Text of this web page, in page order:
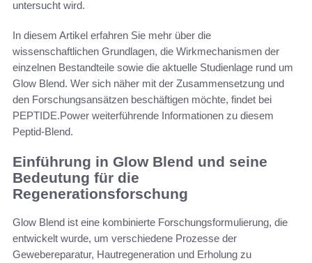
untersucht wird.
In diesem Artikel erfahren Sie mehr über die
wissenschaftlichen Grundlagen, die Wirkmechanismen der
einzelnen Bestandteile sowie die aktuelle Studienlage rund um
Glow Blend. Wer sich näher mit der Zusammensetzung und
den Forschungsansätzen beschäftigen möchte, findet bei
PEPTIDE.Power weiterführende Informationen zu diesem
Peptid-Blend.
Einführung in Glow Blend und seine
Bedeutung für die
Regenerationsforschung
Glow Blend ist eine kombinierte Forschungsformulierung, die
entwickelt wurde, um verschiedene Prozesse der
Gewebereparatur, Hautregeneration und Erholung zu